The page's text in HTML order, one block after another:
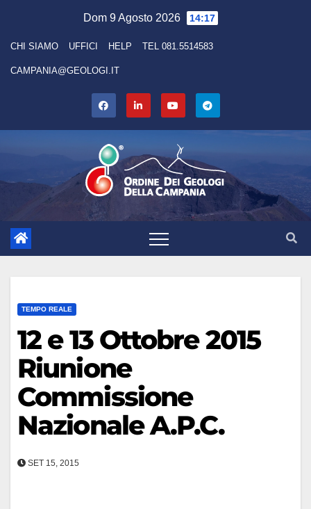
content
Dom 9 Agosto 2026 14:17
CHI SIAMO UFFICI HELP TEL 081.5514583
CAMPANIA@GEOLOGI.IT
TEMPO REALE
12 e 13 Ottobre 2015
Riunione
Commissione
Nazionale A.P.C.
SET 15, 2015